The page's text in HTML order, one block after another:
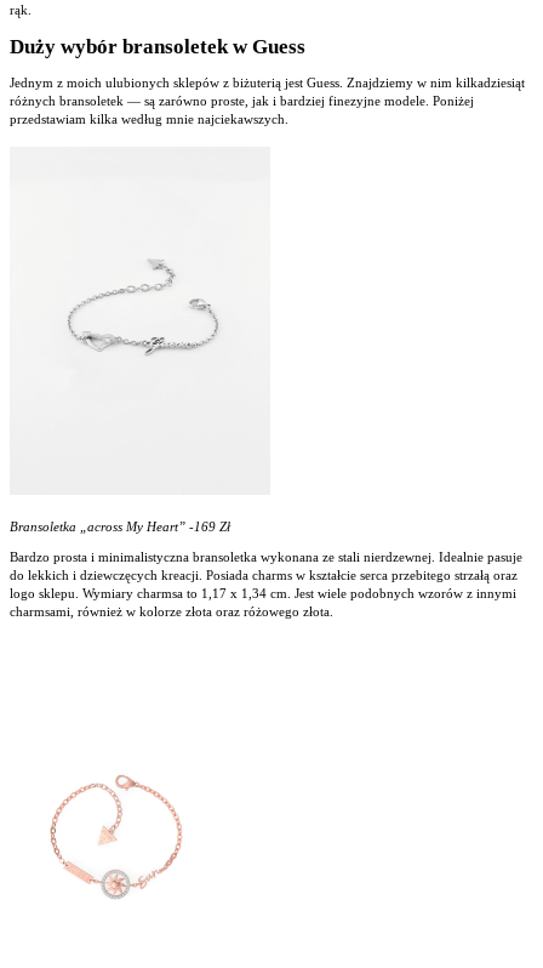
rąk.
Duży wybór bransoletek w Guess
Jednym z moich ulubionych sklepów z biżuterią jest Guess. Znajdziemy w nim kilkadziesiąt
różnych bransoletek — są zarówno proste, jak i bardziej finezyjne modele. Poniżej
przedstawiam kilka według mnie najciekawszych.
Bransoletka „across My Heart” -169 Zł
Bardzo prosta i minimalistyczna bransoletka wykonana ze stali nierdzewnej. Idealnie pasuje
do lekkich i dziewczęcych kreacji. Posiada charms w kształcie serca przebitego strzałą oraz
logo sklepu. Wymiary charmsa to 1,17 x 1,34 cm. Jest wiele podobnych wzorów z innymi
charmsami, również w kolorze złota oraz różowego złota.